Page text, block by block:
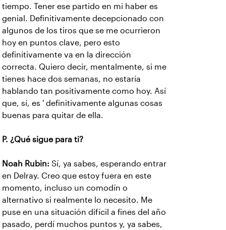
tiempo. Tener ese partido en mi haber es
genial. Definitivamente decepcionado con
algunos de los tiros que se me ocurrieron
hoy en puntos clave, pero esto
definitivamente va en la dirección
correcta. Quiero decir, mentalmente, si me
tienes hace dos semanas, no estaría
hablando tan positivamente como hoy. Así
que, sí, es ' definitivamente algunas cosas
buenas para quitar de ella.
P. ¿Qué sigue para ti?
Noah Rubin: Sí, ya sabes, esperando entrar
en Delray. Creo que estoy fuera en este
momento, incluso un comodín o
alternativo si realmente lo necesito. Me
puse en una situación difícil a fines del año
pasado, perdí muchos puntos y, ya sabes,